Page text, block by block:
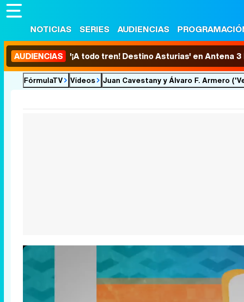
NOTICIAS SERIES AUDIENCIAS
AUDIENCIAS '¡A todo tren! Destino Asturias' en Antena
FórmulaTV Vídeos Juan Cavestany y Álvaro F. Armero